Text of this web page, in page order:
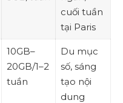
cuối tuần
tại Paris
10GB–
20GB/1–2
tuần
Du mục
số, sáng
tạo nội
dung